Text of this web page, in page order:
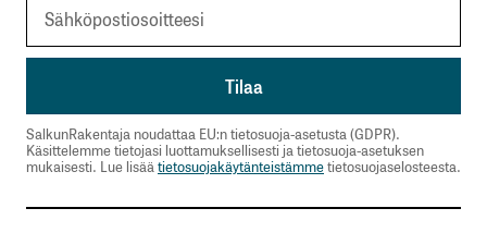
SalkunRakentaja noudattaa EU:n tietosuoja-asetusta (GDPR).
Käsittelemme tietojasi luottamuksellisesti ja tietosuoja-asetuksen
mukaisesti. Lue lisäätietosuojakäytänteistämmetietosuojaselosteesta.